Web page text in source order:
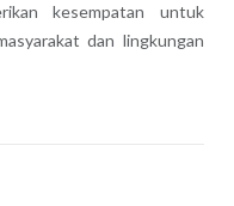
kesempatan untuk
dan lingkungan